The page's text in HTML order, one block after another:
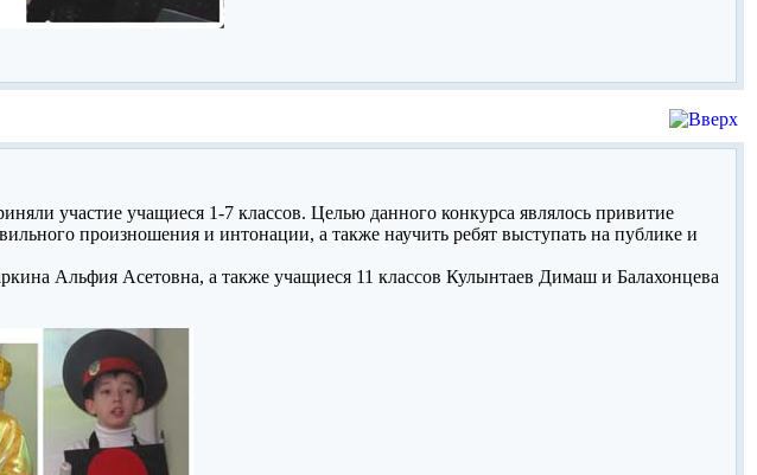
участие учащиеся 1-7 классов. Целью данного конкурса являлось привитие
произношения и интонации, а также научить ребят выступать на публике и
Альфия Асетовна, а также учащиеся 11 классов Кулынтаев Димаш и Балахонцева